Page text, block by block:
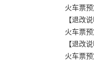
火车票
【退改说
火车票
【退改说
火车票